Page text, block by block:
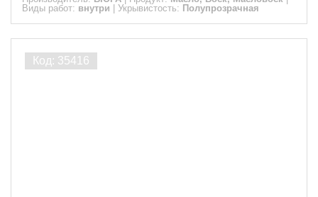
Виды работ: внутри Укрывистость: Полупрозрачная